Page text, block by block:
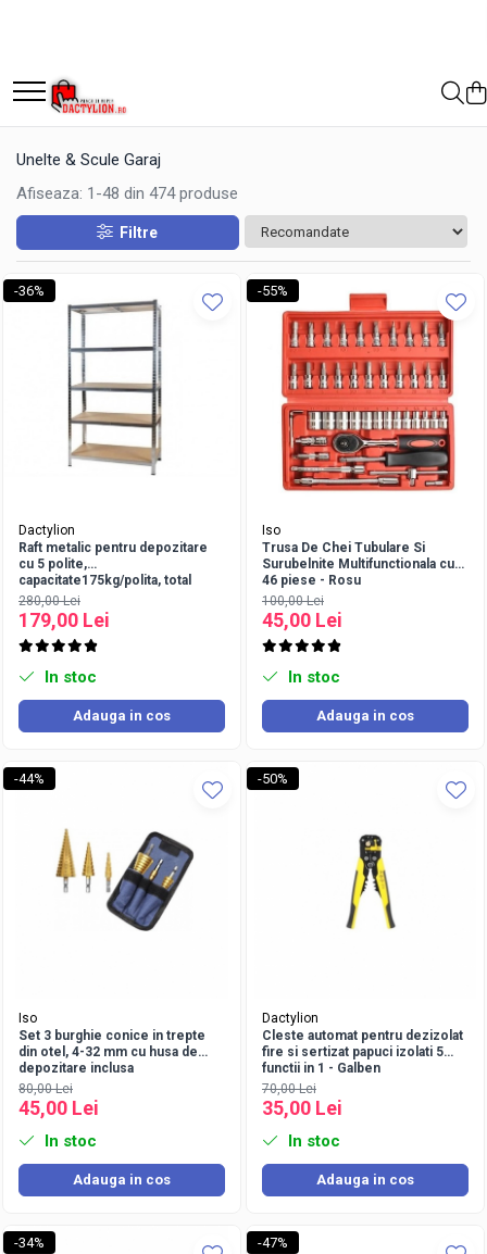
Unelte & Scule Garaj
Afiseaza: 1-48 din 474 produse
Filtre
-36%
Dactylion
Raft metalic pentru depozitare
cu 5 polite,
capacitate175kg/polita, total
875kg,180x90x40cm
280,00 Lei
179,00 Lei
In stoc
Adauga in cos
-55%
Iso
Trusa De Chei Tubulare Si
Surubelnite Multifunctionala cu
46 piese - Rosu
100,00 Lei
45,00 Lei
In stoc
Adauga in cos
-44%
Iso
Set 3 burghie conice in trepte
din otel, 4-32 mm cu husa de
depozitare inclusa
80,00 Lei
45,00 Lei
In stoc
Adauga in cos
-50%
Dactylion
Cleste automat pentru dezizolat
fire si sertizat papuci izolati 5
functii in 1 - Galben
70,00 Lei
35,00 Lei
In stoc
Adauga in cos
-34% -47%